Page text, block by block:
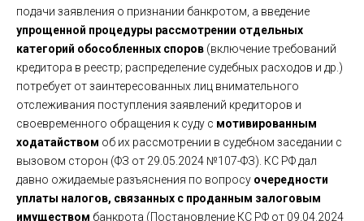
подачи заявления о признании банкротом, а введение
упрощенной процедуры рассмотрении отдельных
категорий обособленных споров (включение требований
кредитора в реестр; распределение судебных расходов и др.)
потребует от заинтересованных лиц внимательного
отслеживания поступления заявлений кредиторов и
своевременного обращения к суду с мотивированным
ходатайством об их рассмотрении в судебном заседании с
вызовом сторон (ФЗ от 29.05.2024 №107-ФЗ). КС РФ дал
давно ожидаемые разъяснения по вопросу очередности
уплаты налогов, связанных с проданным залоговым
имуществом банкрота (Постановление КС РФ от 09.04.2024